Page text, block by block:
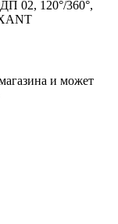
02, 120°/360°,
и может